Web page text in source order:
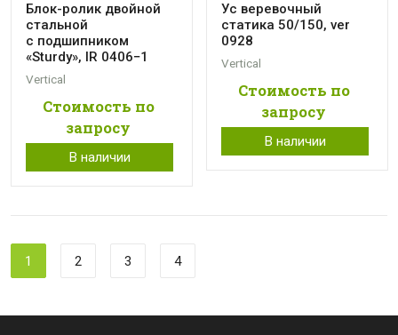
Блок-ролик двойной
стальной
с подшипником
«Sturdy», IR 0406−1
Vertical
Стоимость по
запросу
В наличии
Ус веревочный
статика 50/150, ver
0928
Vertical
Стоимость по
запросу
В наличии
1 2 3 4